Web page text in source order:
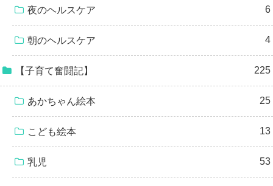
夜のヘルスケア 6
朝のヘルスケア 4
【子育て奮闘記】 225
あかちゃん絵本 25
こども絵本 13
乳児 53